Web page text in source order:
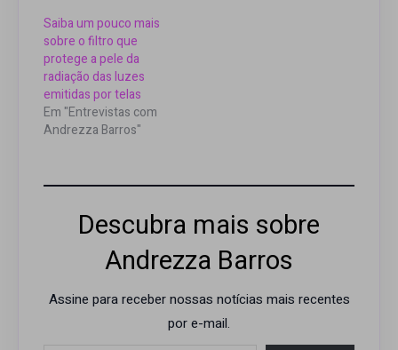
Saiba um pouco mais
sobre o filtro que
protege a pele da
radiação das luzes
emitidas por telas
Em "Entrevistas com
Andrezza Barros"
Descubra mais sobre
Andrezza Barros
Assine para receber nossas notícias mais recentes
por e-mail.